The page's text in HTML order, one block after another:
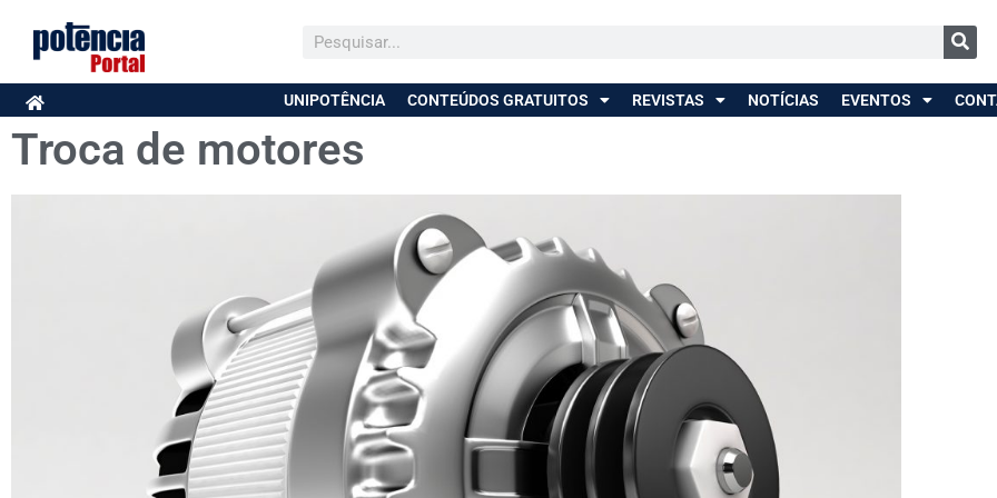
UNIPOTÊNCIA CONTEÚDOS GRATUITOS REVISTAS NOTÍCIAS EVENTOS
Troca de motores